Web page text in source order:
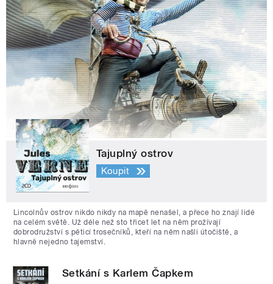
Tajuplný ostrov
Koupit
Lincolnův ostrov nikdo nikdy na mapě nenašel, a přece ho znají lidé
na celém světě. Už déle než sto třicet let na něm prožívají
dobrodružství s pěticí trosečníků, kteří na něm našli útočiště, a
hlavně nejedno tajemství.
Setkání s Karlem Čapkem